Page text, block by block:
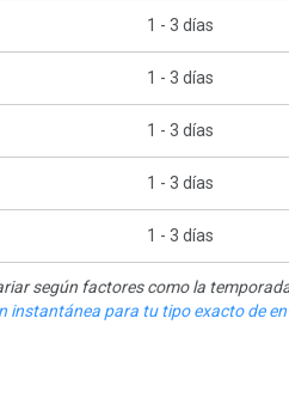
1 - 3 días
1 - 3 días
1 - 3 días
1 - 3 días
1 - 3 días
según factores como la
instantánea para tu tipo exacto de